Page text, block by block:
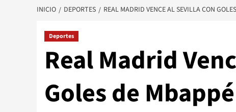
INICIO DEPORTES REAL MADRID VENCE AL SEVILLA CON
Deportes
Real Madrid
Goles de